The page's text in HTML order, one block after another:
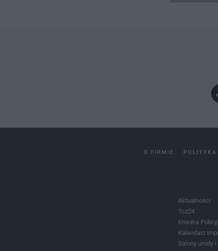
O FIRMIE POLITYKA
Aktualności
Tcz24
Kronika
Kalendarz
Salony urody i